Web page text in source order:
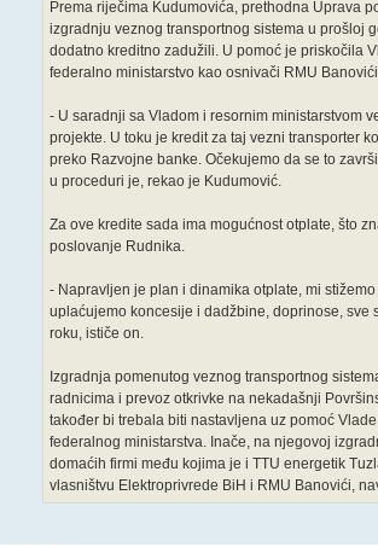
Prema riječima Kudumovića, prethodna Uprava
izgradnju veznog transportnog sistema u prošloj
dodatno kreditno zadužili. U pomoć je priskočila
federalno ministarstvo kao osnivači RMU
- U saradnji sa Vladom i resornim ministarstvom
projekte. U toku je kredit za taj vezni transporter
preko Razvojne banke. Očekujemo da se to
u proceduri je, rekao je Kudumović.
Za ove kredite sada ima mogućnost otplate, što
poslovanje Rudnika.
- Napravljen je plan i dinamika otplate, mi
uplaćujemo koncesije i dadžbine, doprinose, sve
roku, ističe on.
Izgradnja pomenutog veznog transportnog
radnicima i prevoz otkrivke na nekadašnji
također bi trebala biti nastavljena uz pomoć
federalnog ministarstva. Inače, na njegovoj
domaćih firmi među kojima je i TTU energetik
vlasništvu Elektroprivrede BiH i RMU Banovići,